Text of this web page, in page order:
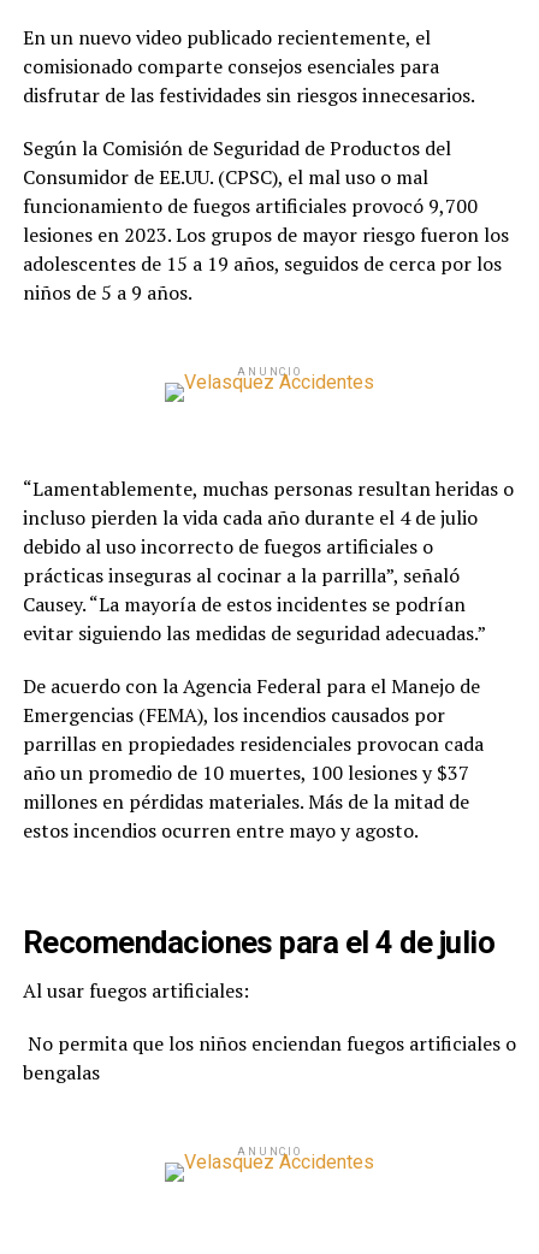
En un nuevo video publicado recientemente, el
comisionado comparte consejos esenciales para
disfrutar de las festividades sin riesgos innecesarios.
Según la Comisión de Seguridad de Productos del
Consumidor de EE.UU. (CPSC), el mal uso o mal
funcionamiento de fuegos artificiales provocó 9,700
lesiones en 2023. Los grupos de mayor riesgo fueron los
adolescentes de 15 a 19 años, seguidos de cerca por los
niños de 5 a 9 años.
ANUNCIO
“Lamentablemente, muchas personas resultan heridas o
incluso pierden la vida cada año durante el 4 de julio
debido al uso incorrecto de fuegos artificiales o
prácticas inseguras al cocinar a la parrilla”, señaló
Causey. “La mayoría de estos incidentes se podrían
evitar siguiendo las medidas de seguridad adecuadas.”
De acuerdo con la Agencia Federal para el Manejo de
Emergencias (FEMA), los incendios causados por
parrillas en propiedades residenciales provocan cada
año un promedio de 10 muertes, 100 lesiones y $37
millones en pérdidas materiales. Más de la mitad de
estos incendios ocurren entre mayo y agosto.
Recomendaciones para el 4 de julio
Al usar fuegos artificiales:
No permita que los niños enciendan fuegos artificiales o
bengalas
ANUNCIO